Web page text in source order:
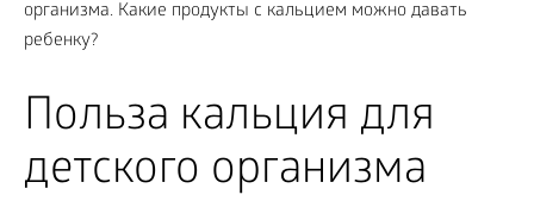
организма. Какие продукты с кальцием можно давать
ребенку?
Польза кальция для
детского организма